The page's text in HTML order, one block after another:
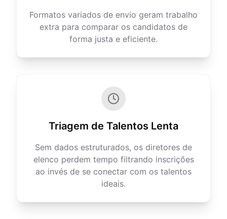
Formatos variados de envio geram trabalho
extra para comparar os candidatos de
forma justa e eficiente.
Triagem de Talentos Lenta
Sem dados estruturados, os diretores de
elenco perdem tempo filtrando inscrições
ao invés de se conectar com os talentos
ideais.